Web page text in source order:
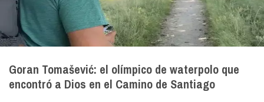
Goran Tomašević: el olímpico de waterpolo que
encontró a Dios en el Camino de Santiago